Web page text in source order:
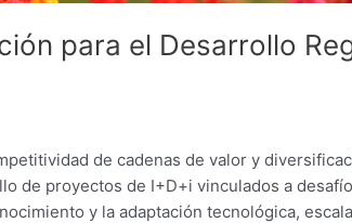
para el Desarrollo
de cadenas de valor y
de proyectos de I+D+i vinculados a
y la adaptación tecnológica,